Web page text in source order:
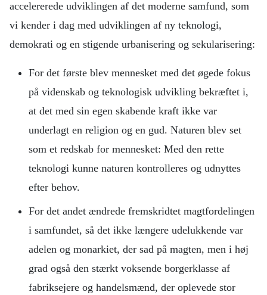
accelererede udviklingen af det moderne samfund, som
vi kender i dag med udviklingen af ny teknologi,
demokrati og en stigende urbanisering og sekularisering:
For det første blev mennesket med det øgede fokus
på videnskab og teknologisk udvikling bekræftet i,
at det med sin egen skabende kraft ikke var
underlagt en religion og en gud. Naturen blev set
som et redskab for mennesket: Med den rette
teknologi kunne naturen kontrolleres og udnyttes
efter behov.
For det andet ændrede fremskridtet magtfordelingen
i samfundet, så det ikke længere udelukkende var
adelen og monarkiet, der sad på magten, men i høj
grad også den stærkt voksende borgerklasse af
fabriksejere og handelsmænd, der oplevede stor